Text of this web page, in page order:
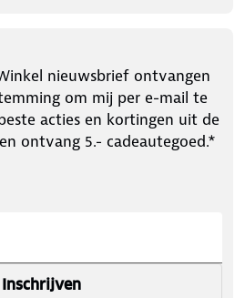
nieuwsbrief ontvangen
om mij per e-mail te
acties en kortingen uit de
ontvang 5.- cadeautegoed.*
Inschrijven